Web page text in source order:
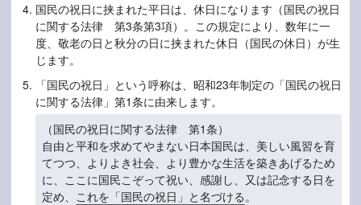
国民の祝日に挟まれた平日は、休日になります（国民の祝日
に関する法律 第3条第3項）。この規定により、数年に一
度、敬老の日と秋分の日に挟まれた休日（国民の休日）が生
じます。
「国民の祝日」という呼称は、昭和23年制定の「国民の祝日
に関する法律」第1条に由来します。
（国民の祝日に関する法律 第1条）
自由と平和を求めてやまない日本国民は、美しい風習を育
てつつ、よりよき社会、より豊かな生活を築きあげるため
に、ここに国民こぞって祝い、感謝し、又は記念する日を
定め、 これを「国民の祝日」と名づける。